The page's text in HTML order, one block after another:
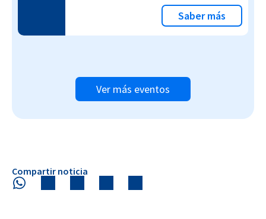
Saber más
Ver más eventos
Compartir noticia